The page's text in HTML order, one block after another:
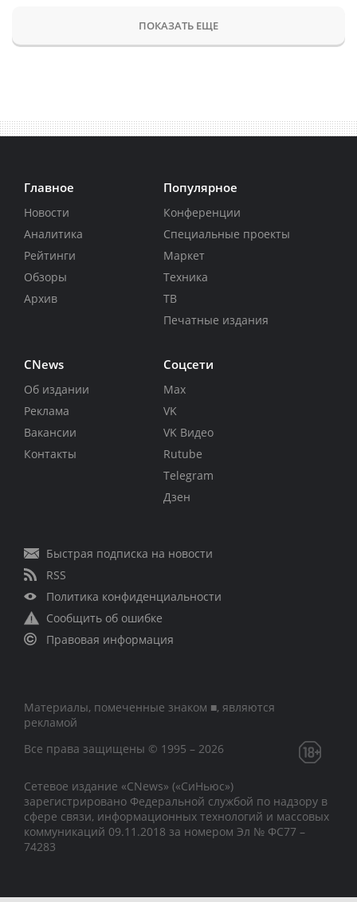
ПОКАЗАТЬ ЕЩЕ
Главное
Новости
Аналитика
Рейтинги
Обзоры
Архив
Популярное
Конференции
Специальные проекты
Маркет
Техника
ТВ
Печатные издания
CNews
Об издании
Реклама
Вакансии
Контакты
Соцсети
Max
VK
VK Видео
Rutube
Telegram
Дзен
Быстрая подписка на новости
RSS
Политика конфиденциальности
Сообщить об ошибке
Правовая информация
Материалы, помеченные знаком ■, являются
рекламой
Все права защищены © 1995 – 2026
Сетевое издание «CNews» («СиНьюс»)
зарегистрировано Федеральной службой по надзору в
сфере связи, информационных технологий и массовых
коммуникаций 09.11.2018 за номером Эл № ФС77 –
74283